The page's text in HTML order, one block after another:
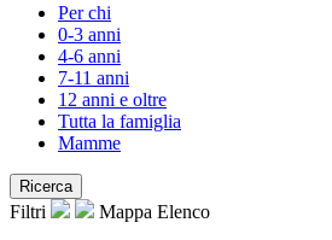
Per chi
0-3 anni
4-6 anni
7-11 anni
12 anni e oltre
Tutta la famiglia
Mamme
Ricerca
Filtri Mappa Elenco